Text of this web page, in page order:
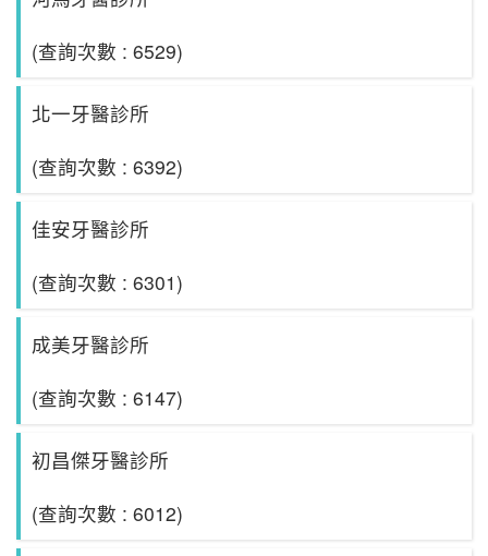
(查詢次數 : 6529)
北一牙醫診所
(查詢次數 : 6392)
佳安牙醫診所
(查詢次數 : 6301)
成美牙醫診所
(查詢次數 : 6147)
初昌傑牙醫診所
(查詢次數 : 6012)